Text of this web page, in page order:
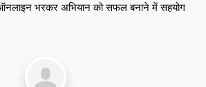
भरकर अभियान को सफल बनाने में सहयोग